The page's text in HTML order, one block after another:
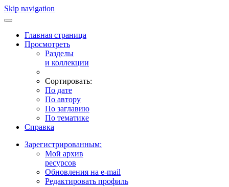
Skip navigation
Главная страница
Просмотреть
Разделы
и коллекции
Сортировать:
По дате
По автору
По заглавию
По тематике
Справка
Зарегистрированным:
Мой архив
ресурсов
Обновления на e-mail
Редактировать профиль